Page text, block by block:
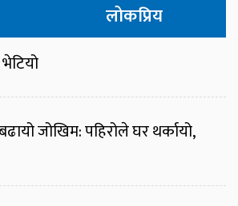
लोकप्रिय
जोखिम: पहिरोले घर थर्कायो,